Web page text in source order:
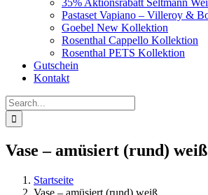
35% Aktionsrabatt Seltmann
Pastaset Vapiano – Villeroy &
Goebel New Kollektion
Rosenthal Cappello Kollektion
Rosenthal PETS Kollektion
Gutschein
Kontakt
Suche
nach:
Vase – amüsiert (rund) weiß
Startseite
Vase – amüsiert (rund) weiß